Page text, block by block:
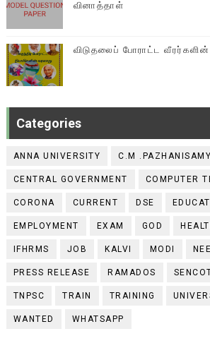
வினாத்தாள்
விடுதலைப் போராட்ட வீரர்களின்
Categories
ANNA UNIVERSITY C.M .PAZHANISAMY
CENTRAL GOVERNMENT COMPUTER
CORONA CURRENT DSE
EMPLOYMENT EXAM GOD
IFHRMS JOB KALVI MODI
PRESS RELEASE RAMADOS
TNPSC TRAIN TRAINING
WANTED WHATSAPP